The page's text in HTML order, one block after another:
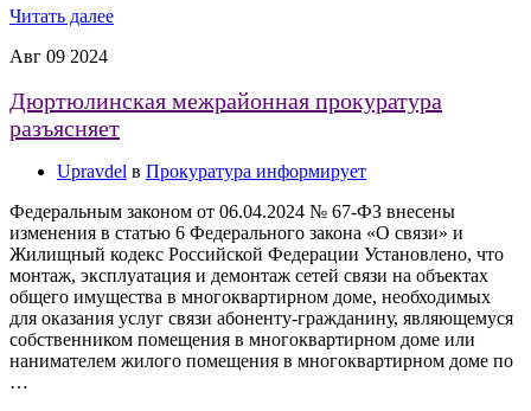
Читать далее
Авг 09 2024
Дюртюлинская межрайонная прокуратура
разъясняет
Upravdel в Прокуратура информирует
Федеральным законом от 06.04.2024 № 67-ФЗ внесены
изменения в статью 6 Федерального закона «О связи» и
Жилищный кодекс Российской Федерации Установлено, что
монтаж, эксплуатация и демонтаж сетей связи на объектах
общего имущества в многоквартирном доме, необходимых
для оказания услуг связи абоненту-гражданину, являющемуся
собственником помещения в многоквартирном доме или
нанимателем жилого помещения в многоквартирном доме по
…